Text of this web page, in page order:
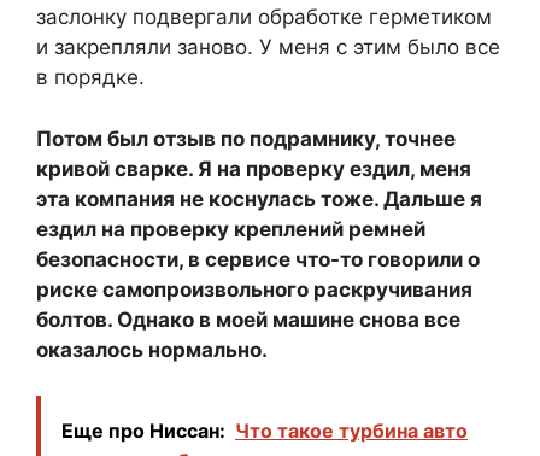
заслонку подвергали обработке герметиком
и закрепляли заново. У меня с этим было все
в порядке.
Потом был отзыв по подрамнику, точнее
кривой сварке. Я на проверку ездил, меня
эта компания не коснулась тоже. Дальше я
ездил на проверку креплений ремней
безопасности, в сервисе что-то говорили о
риске самопроизвольного раскручивания
болтов. Однако в моей машине снова все
оказалось нормально.
Еще про Ниссан: Что такое турбина авто